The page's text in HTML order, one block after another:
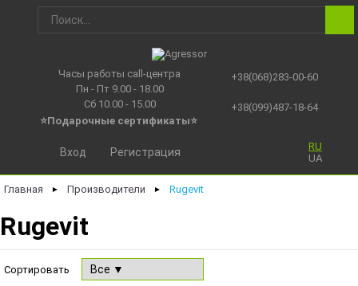
Часы работы call-центра
Пн - Пт 9.00 - 18.00
Сб 10.00 - 15.00
⭐Подарочные сертификаты⭐
+38(068)283-00-60
+38(099)487-18-64
RU
UA
Вход Регистрация
Главная ► Производители ► Rugevit
Rugevit
Сортировать